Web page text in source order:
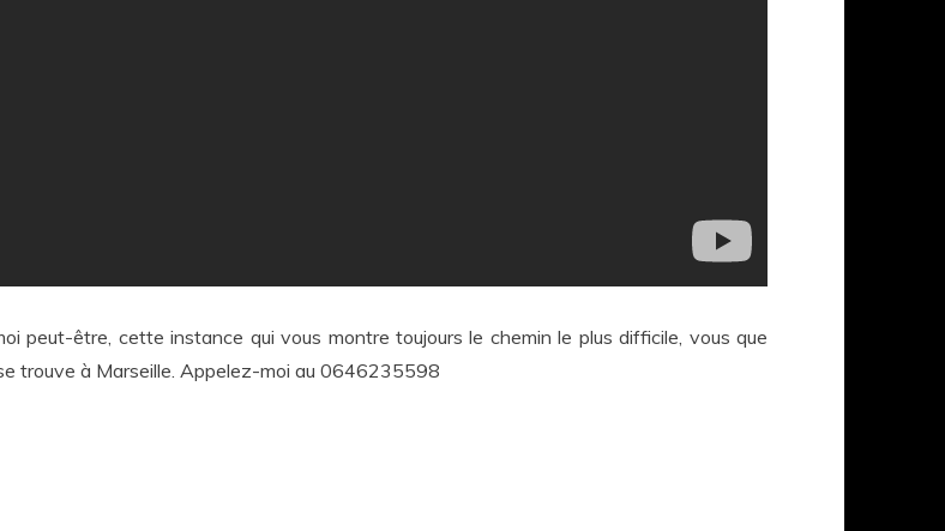
peut-être, cette instance qui vous montre toujours le chemin le plus difficile, vous que
trouve à Marseille. Appelez-moi au 0646235598